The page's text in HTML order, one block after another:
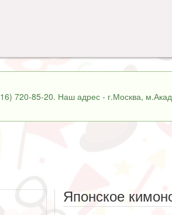
720-85-20. Наш адрес - г.Москва,
Японское